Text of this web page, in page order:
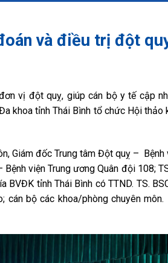
và điều trị đột
vị đột quỵ, giúp cán bộ y tế cập
khoa tỉnh Thái Bình tổ chức Hội thảo
Giám đốc Trung tâm Đột quỵ – Bệnh
viện Trung ương Quân đội 108;
tỉnh Thái Bình có TTND. TS.
cán bộ các khoa/phòng chuyên